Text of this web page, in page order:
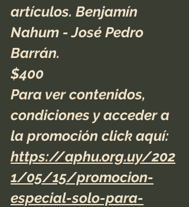
artículos. Benjamín
Nahum - José Pedro
Barrán.
$400
Para ver contenidos,
condiciones y acceder a
la promoción click aquí:
https://aphu.org.uy/202
1/05/15/promocion-
especial-solo-para-